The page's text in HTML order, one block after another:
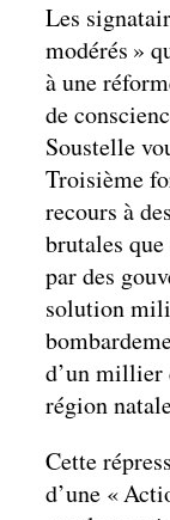
Les
modérés »
à une
de
Soustelle
Troisième
recours à
brutales
par des
solution
d’un millier
région
Cette
d’une «